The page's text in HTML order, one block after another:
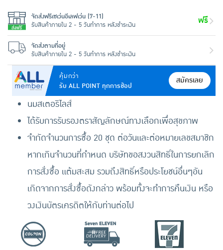
คุ้มกว่า
รับ ALL POINT ทุกการช้อป
สมัครเลย
นมสเตอริไลส์
ได้รับการรับรองตราสัญลักษณ์ทางเลือกเพื่อสุขภาพ
จำกัดจำนวนการซื้อ 20 ชุด ต่อวันและต่อหมายเลขสมาชิก
หากเกินจำนวนที่กำหนด บริษัทขอสงวนสิทธิ์ในการยกเลิก
การสั่งซื้อ แต้มสะสม รวมถึงสิทธิ์หรือประโยชน์อื่นๆอัน
เกิดจากการสั่งซื้อดังกล่าว พร้อมทั้งจะทำการคืนเงิน หรือ
วงเงินบัตรเครดิตให้กับท่านต่อไป
จัดส่งฟรีเซเว่นอีเลฟเว่น (7-11)
รับสินค้าภายใน 2 - 5 วันทำการ หลังชำระเงิน
ฟรี
จัดส่งตามที่อยู่
รับสินค้าภายใน 2 - 5 วันทำการ หลังชำระเงิน